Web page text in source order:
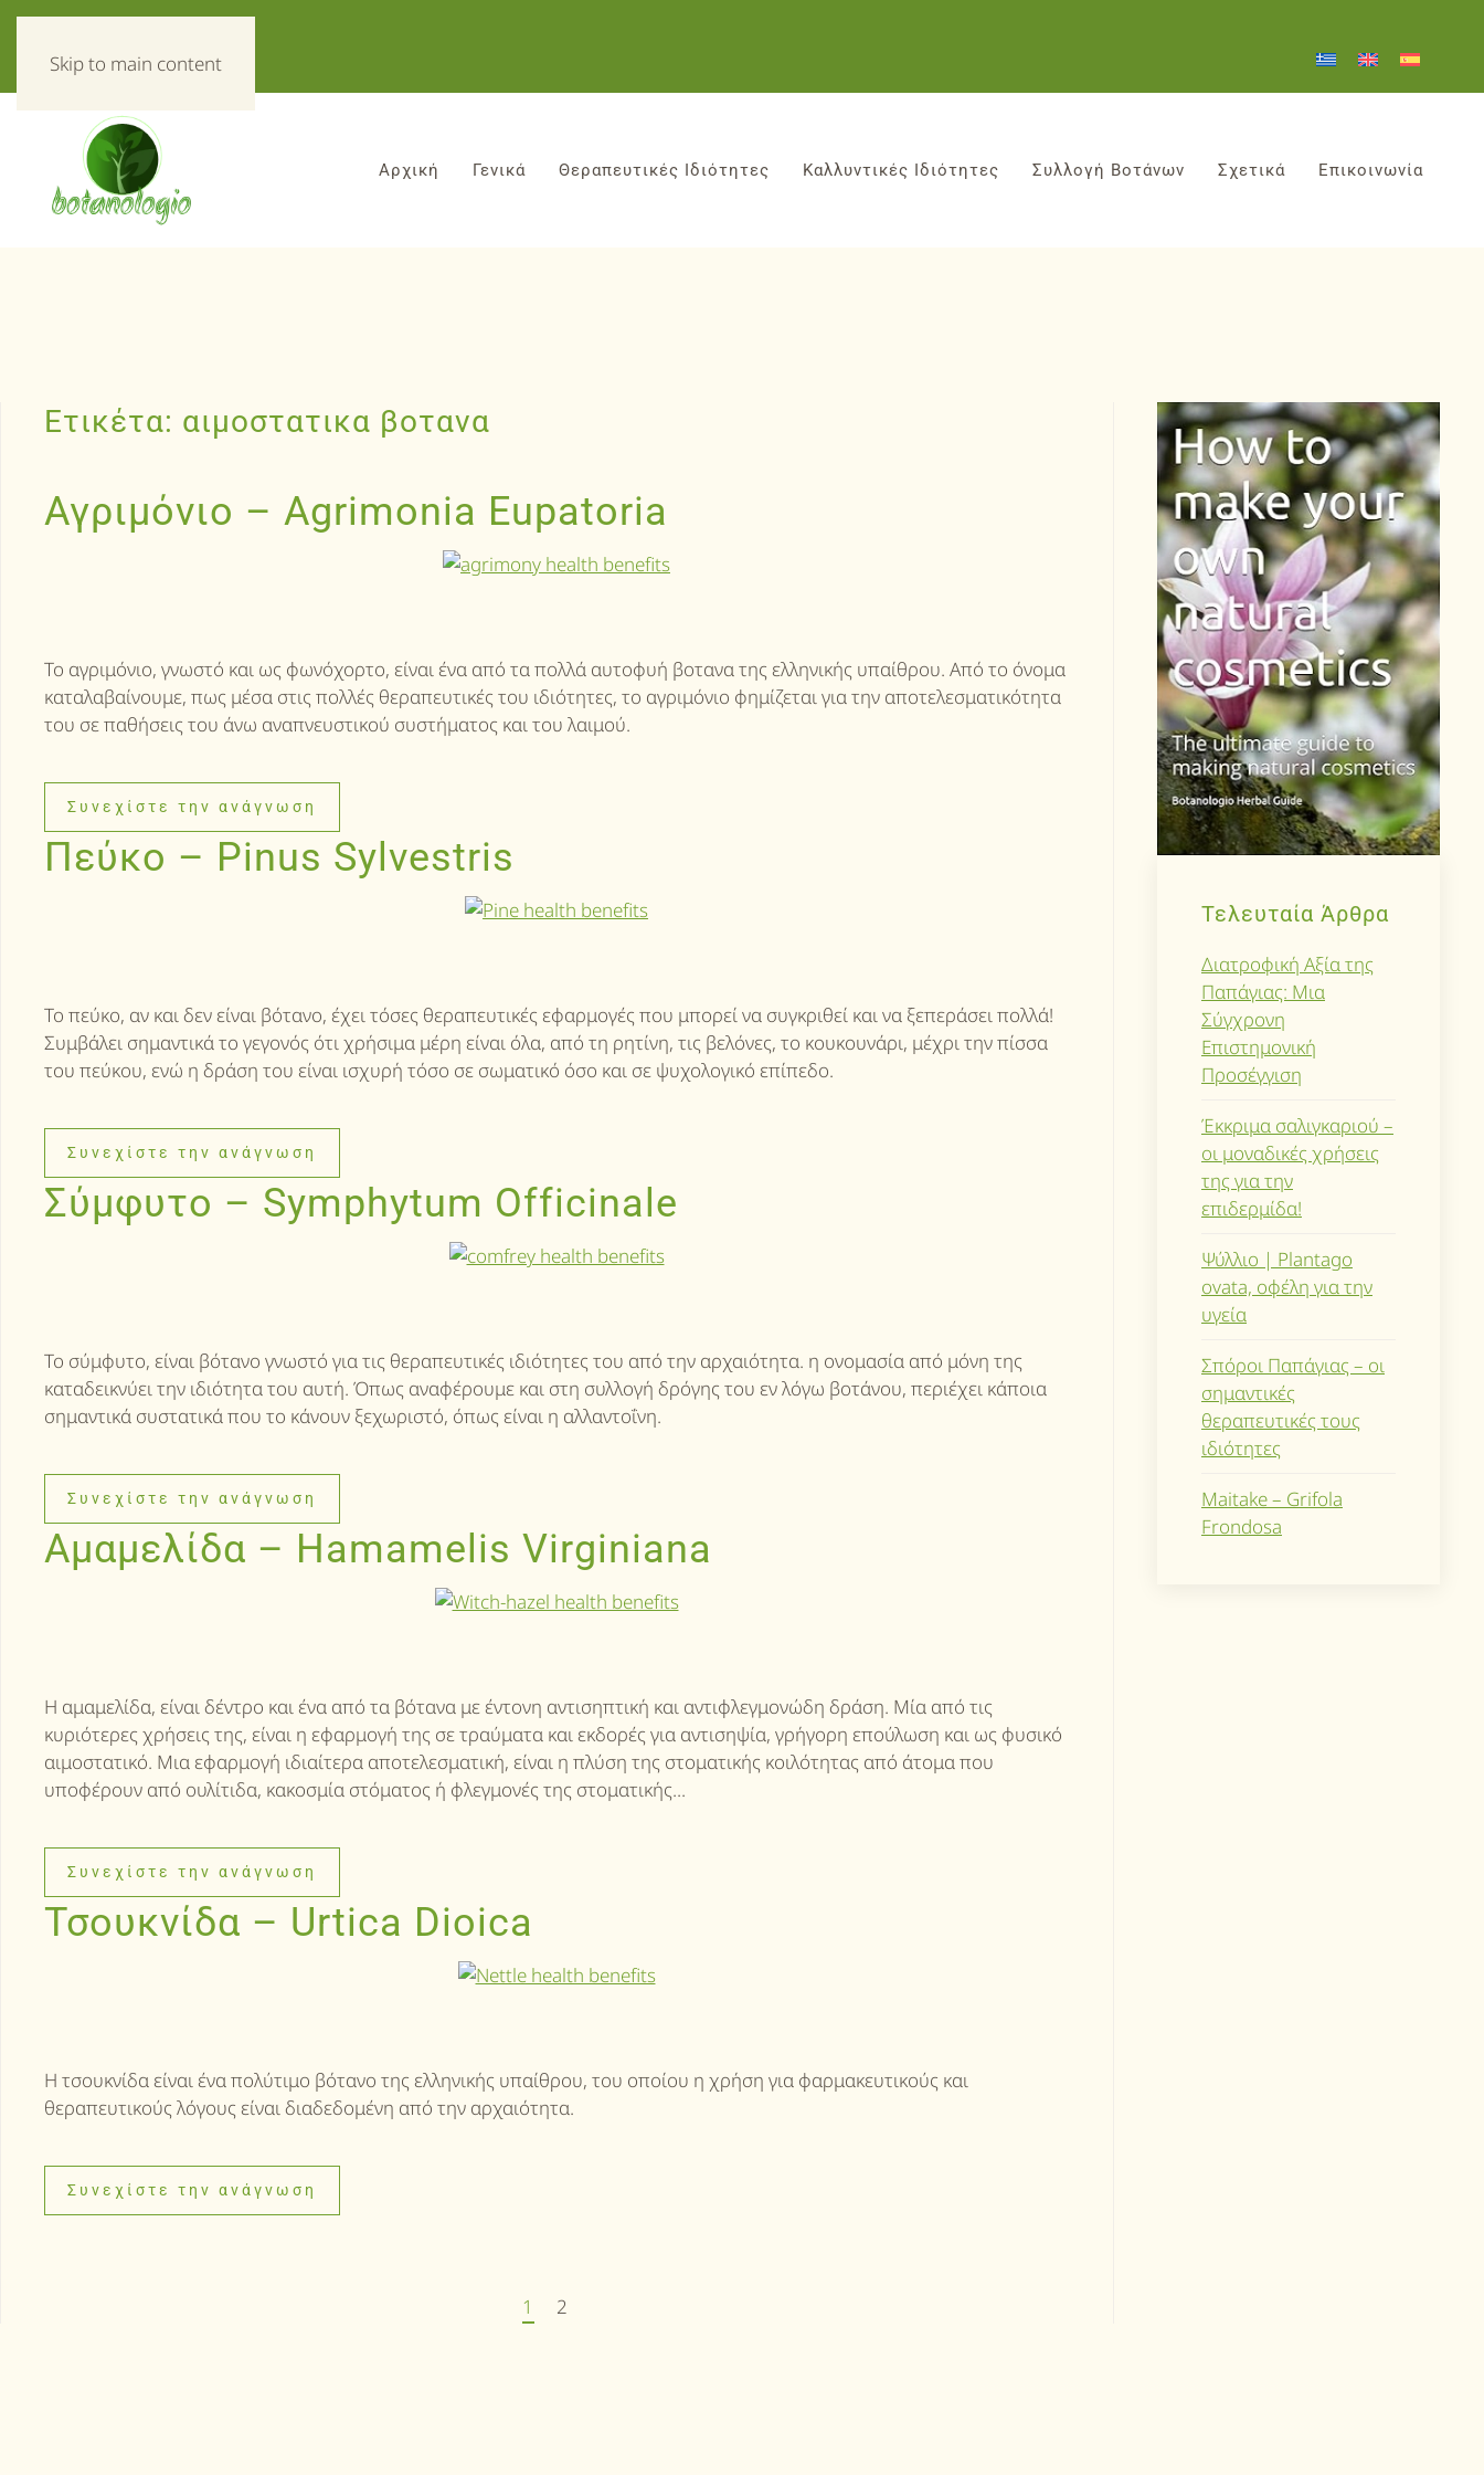
Skip to main content
Αρχική Γενικά Θεραπευτικές Ιδιότητες Καλλυντικές Ιδιότητες Συλλογή Βοτάνων Σχετικά Επικοινωνία
Ετικέτα: αιμοστατικα βοτανα
Αγριμόνιο – Agrimonia Eupatoria
Το αγριμόνιο, γνωστό και ως φωνόχορτο, είναι ένα από τα πολλά αυτοφυή βοτανα της ελληνικής υπαίθρου. Από το όνομα
καταλαβαίνουμε, πως μέσα στις πολλές θεραπευτικές του ιδιότητες, το αγριμόνιο φημίζεται για την αποτελεσματικότητα
του σε παθήσεις του άνω αναπνευστικού συστήματος και του λαιμού.
Συνεχίστε την ανάγνωση
Πεύκο – Pinus Sylvestris
Το πεύκο, αν και δεν είναι βότανο, έχει τόσες θεραπευτικές εφαρμογές που μπορεί να συγκριθεί και να ξεπεράσει πολλά!
Συμβάλει σημαντικά το γεγονός ότι χρήσιμα μέρη είναι όλα, από τη ρητίνη, τις βελόνες, το κουκουνάρι, μέχρι την πίσσα
του πεύκου, ενώ η δράση του είναι ισχυρή τόσο σε σωματικό όσο και σε ψυχολογικό επίπεδο.
Συνεχίστε την ανάγνωση
Σύμφυτο – Symphytum Officinale
Το σύμφυτο, είναι βότανο γνωστό για τις θεραπευτικές ιδιότητες του από την αρχαιότητα. η ονομασία από μόνη της
καταδεικνύει την ιδιότητα του αυτή. Όπως αναφέρουμε και στη συλλογή δρόγης του εν λόγω βοτάνου, περιέχει κάποια
σημαντικά συστατικά που το κάνουν ξεχωριστό, όπως είναι η αλλαντοΐνη.
Συνεχίστε την ανάγνωση
Αμαμελίδα – Hamamelis Virginiana
Η αμαμελίδα, είναι δέντρο και ένα από τα βότανα με έντονη αντισηπτική και αντιφλεγμονώδη δράση. Μία από τις
κυριότερες χρήσεις της, είναι η εφαρμογή της σε τραύματα και εκδορές για αντισηψία, γρήγορη επούλωση και ως φυσικό
αιμοστατικό. Μια εφαρμογή ιδιαίτερα αποτελεσματική, είναι η πλύση της στοματικής κοιλότητας από άτομα που
υποφέρουν από ουλίτιδα, κακοσμία στόματος ή φλεγμονές της στοματικής...
Συνεχίστε την ανάγνωση
Τσουκνίδα – Urtica Dioica
Η τσουκνίδα είναι ένα πολύτιμο βότανο της ελληνικής υπαίθρου, του οποίου η χρήση για φαρμακευτικούς και
θεραπευτικούς λόγους είναι διαδεδομένη από την αρχαιότητα.
Συνεχίστε την ανάγνωση
1 2
Τελευταία Άρθρα
Διατροφική Αξία της
Παπάγιας: Μια
Σύγχρονη
Επιστημονική
Προσέγγιση
Έκκριμα σαλιγκαριού –
οι μοναδικές χρήσεις
της για την
επιδερμίδα!
Ψύλλιο | Plantago
ovata, οφέλη για την
υγεία
Σπόροι Παπάγιας – οι
σημαντικές
θεραπευτικές τους
ιδιότητες
Maitake – Grifola
Frondosa